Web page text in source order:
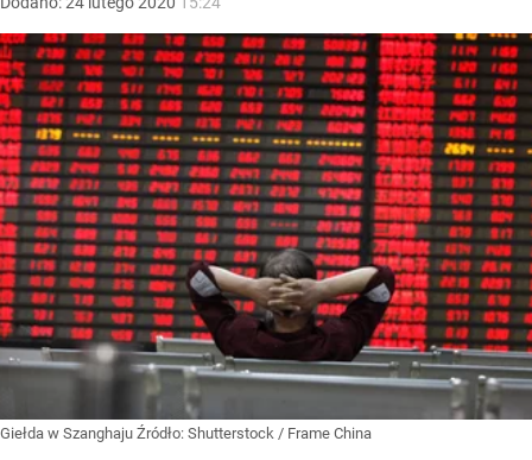
Giełda w Szanghaju Źródło: Shutterstock / Frame China